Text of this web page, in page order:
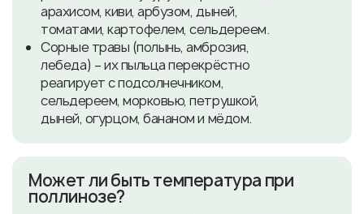
арахисом, киви, арбузом, дыней,
томатами, картофелем, сельдереем.
Сорные травы (полынь, амброзия,
лебеда) – их пыльца перекрёстно
реагирует с подсолнечником,
сельдереем, морковью, петрушкой,
дыней, огурцом, бананом и мёдом.
​Может ли быть температура при
поллинозе?